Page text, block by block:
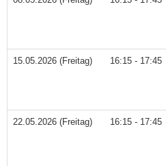
15.05.2026 (Freitag) 16:15 - 17:45
22.05.2026 (Freitag) 16:15 - 17:45